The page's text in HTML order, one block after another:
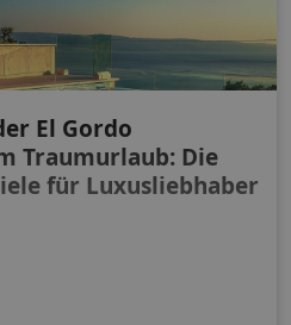
El Gordo
Traumurlaub: Die
für Luxusliebhaber